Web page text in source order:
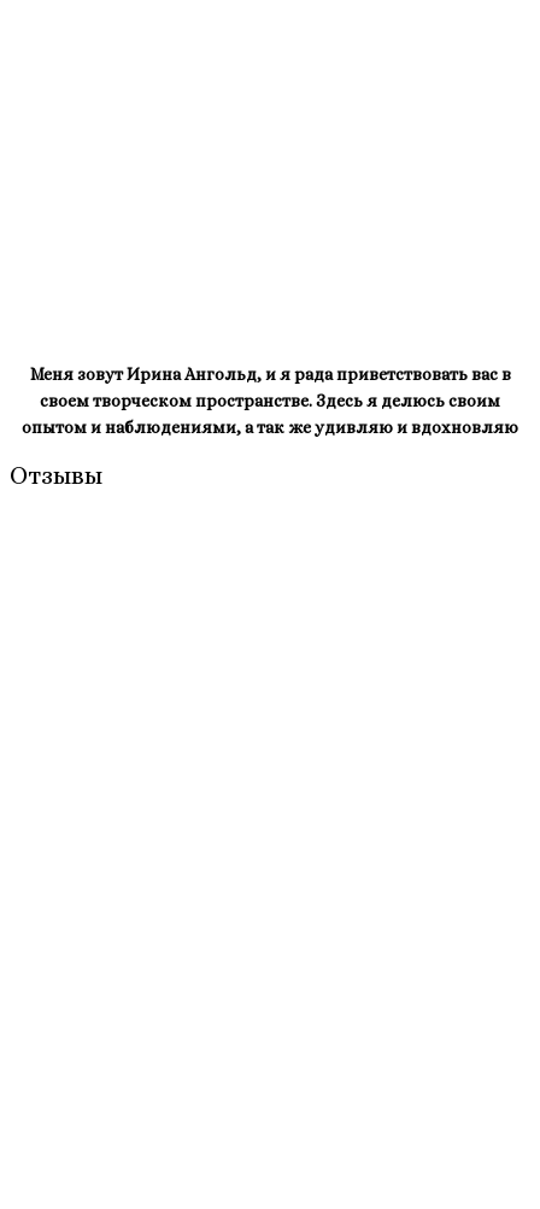
Меня зовут Ирина Ангольд, и я рада приветствовать вас в
своем творческом пространстве. Здесь я делюсь своим
опытом и наблюдениями, а так же удивляю и вдохновляю
Отзывы